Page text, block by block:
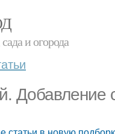
и огорода
Добавление